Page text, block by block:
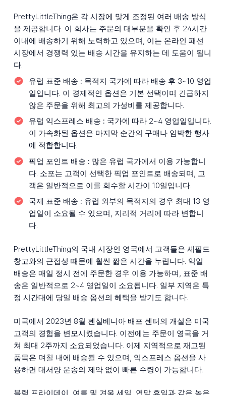
PrettyLittleThing은 각 시장에 맞게 조정된 여러 배송 방식
을 제공합니다. 이 회사는 주문의 대부분을 확인 후 24시간
이내에 배송하기 위해 노력하고 있으며, 이는 온라인 패션
시장에서 경쟁력 있는 배송 시간을 유지하는 데 도움이 됩니
다.
유럽 표준 배송 : 목적지 국가에 따라 배송 후 3~10 영업
일입니다. 이 경제적인 옵션은 기본 선택이며 긴급하지
않은 주문을 위해 최고의 가성비를 제공합니다.
유럽 익스프레스 배송 : 국가에 따라 2~4 영업일입니다.
이 가속화된 옵션은 마지막 순간의 구매나 임박한 행사
에 적합합니다.
픽업 포인트 배송 : 많은 유럽 국가에서 이용 가능합니
다. 소포는 고객이 선택한 픽업 포인트로 배송되며, 고
객은 일반적으로 이를 회수할 시간이 10일입니다.
국제 표준 배송 : 유럽 외부의 목적지의 경우 최대 13 영
업일이 소요될 수 있으며, 지리적 거리에 따라 변합니
다.
PrettyLittleThing의 국내 시장인 영국에서 고객들은 셰필드
창고와의 근접성 때문에 훨씬 짧은 시간을 누립니다. 익일
배송은 매일 정시 전에 주문한 경우 이용 가능하며, 표준 배
송은 일반적으로 2~4 영업일이 소요됩니다. 일부 지역은 특
정 시간대에 당일 배송 옵션의 혜택을 받기도 합니다.
미국에서 2023년 8월 펜실베니아 배포 센터의 개설은 미국
고객의 경험을 변모시켰습니다. 이전에는 주문이 영국을 거
쳐 최대 2주까지 소요되었습니다. 이제 지역적으로 재고된
품목은 며칠 내에 배송될 수 있으며, 익스프레스 옵션을 사
용하면 대서양 운송의 제약 없이 빠른 수령이 가능합니다.
블랙 프라이데이, 여름 및 겨울 세일, 연말 휴일과 같은 높은